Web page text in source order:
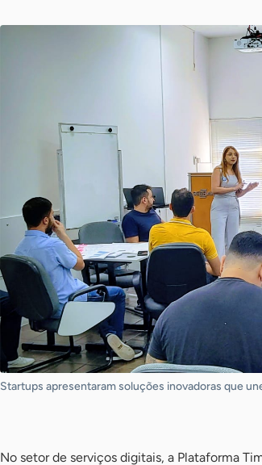
Startups apresentaram soluções inovadoras que
No setor de serviços digitais, a Plataforma